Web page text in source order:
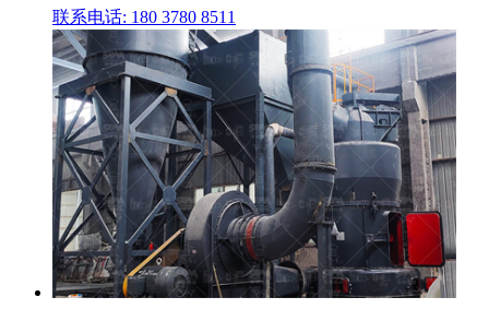
联系电话: 180 3780 8511